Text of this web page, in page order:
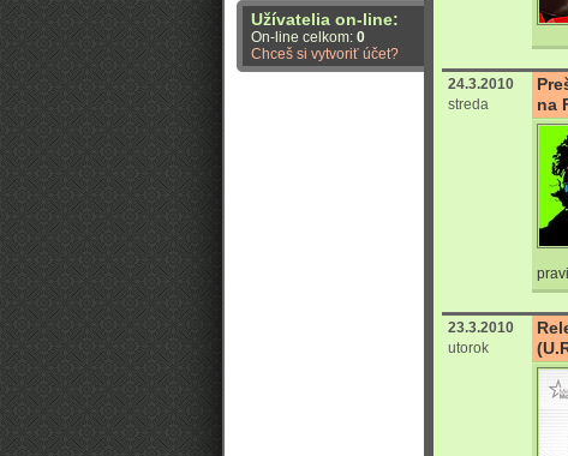
Užívatelia on-line:
On-line celkom: 0
Chceš si vytvoriť účet?
24.3.2010
streda
na
23.3.2010
utorok